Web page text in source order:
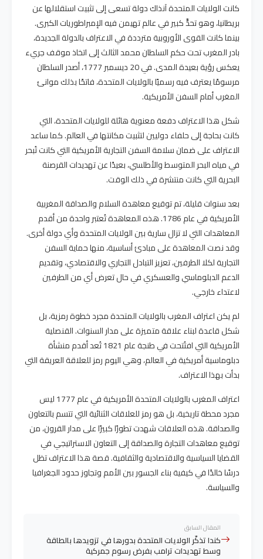
كانت الولايات المتحدة آنذاك دولة تسعى إلى تثبيت استقلالها عن
بريطانيا، وهو تحدٍّ كبير في عالم تهيمن فيه الإمبراطوريات الكبرى.
بينما كانت القوى الأوروبية مترددة في الاعتراف بالدولة الجديدة،
بادر المغرب تحت حكم السلطان محمد الثالث إلى اتخاذ موقف جريء
يعكس رؤية بعيدة المدى. في 20 ديسمبر 1777، أصدر السلطان
مرسومًا يعترف فيه رسميًا بالولايات المتحدة، فاتحًا بذلك موانئ
المغرب أمام السفن الأمريكية.
شكل هذا الاعتراف دفعة معنوية هائلة للولايات المتحدة، التي
كانت بحاجة إلى حلفاء دوليين لتثبيت مكانتها في العالم. كما ساعد
الاعتراف على ضمان سلامة السفن التجارية الأمريكية التي كانت تُبحر
في مياه البحر المتوسط والأطلسي، بعيدًا عن تهديدات القرصنة
البحرية التي كانت منتشرة في ذلك الوقت.
بعد سنوات قليلة، تم توقيع معاهدة السلام والصداقة المغربية
الأمريكية في عام 1786. هذه المعاهدة تُعتبر واحدة من أقدم
المعاهدات التي لا تزال سارية بين الولايات المتحدة وأي دولة أخرى.
وقد نصت المعاهدة على مبادئ أساسية، منها حماية السفن
التجارية لكلا الطرفين، تعزيز التبادل التجاري والاقتصادي، وتقديم
الدعم الدبلوماسي والعسكري في حال تعرض أي من الطرفين
لاعتداء خارجي.
لم يكن اعتراف المغرب بالولايات المتحدة مجرد خطوة رمزية، بل
شكل قاعدة لبناء علاقة متميزة على مدار السنوات. القنصلية
الأمريكية التي افتُتحت في طنجة عام 1821 تُعد أقدم منشأة
دبلوماسية أمريكية في العالم، وهي اليوم رمز للعلاقة العريقة التي
بدأت بهذا الاعتراف.
اعتراف المغرب بالولايات المتحدة الأمريكية في عام 1777 ليس
مجرد محطة تاريخية، بل هو رمز للعلاقات الثنائية التي تتسم بالتعاون
والصداقة. هذه العلاقات شهدت تطورًا كبيرًا على مدار القرون، من
توقيع معاهدات التجارة والصداقة إلى التعاون الاستراتيجي في
القضايا السياسية والاقتصادية والثقافية. قصة هذا الاعتراف تظل
درسًا خالدًا في كيفية بناء الجسور بين الأمم وتجاوز حدود الجغرافيا
والسياسة.
المقال السابق
كندا تذكّر الولايات المتحدة بدورها في تزويدها بالطاقة
وسط تهديدات ترامب بفرض رسوم جمركية